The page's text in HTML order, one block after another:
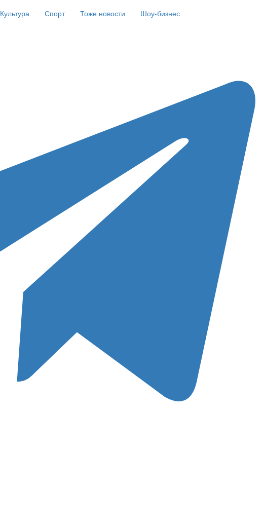
Культура Спорт Тоже новости
Шоу-бизнес